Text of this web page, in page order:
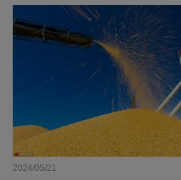
2024/05/21